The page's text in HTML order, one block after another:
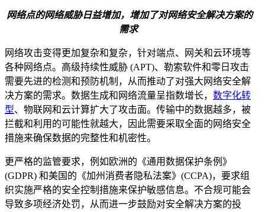
网络点的网络威胁日益增加，增加了对网络安全解决方案的
需求
网络攻击变得更加复杂和复杂，针对端点、网关和云环境等
各种网络点。高级持续性威胁 (APT)、勒索软件和零日攻击
需要先进的检测和预防机制，从而推动了对强大网络安全解
决方案的需求。数据生成和网络流量呈指数增长， 数字化转
型、物联网和云计算扩大了攻击面。传输中的数据越多，被
拦截和利用的可能性就越大，因此需要采取全面的网络安全
措施来确保数据的完整性和机密性。
更严格的监管要求，例如欧洲的《通用数据保护条例》
(GDPR) 和美国的《加州消费者隐私法案》(CCPA)，要求组
织实施严格的安全控制措施来保护敏感信息。不合规可能会
导致多项经济处罚，从而进一步鼓励对安全解决方案的投